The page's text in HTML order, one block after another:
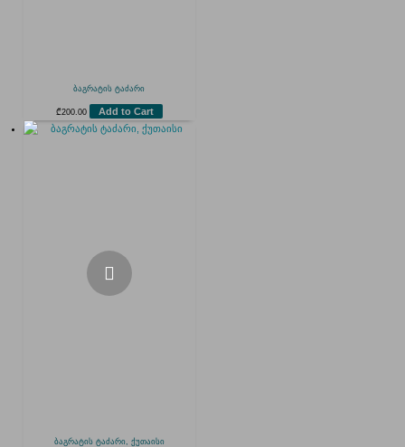
ბაგრატის ტაძარი
₾200.00 Add to Cart
ბაგრატის ტაძარი, ქუთაისი